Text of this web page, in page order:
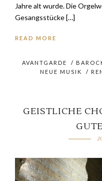
Jahre alt wurde. Die
Gesangsstücke […]
READ MORE
AVANTGARDE /
NEUE MUSIK
/
GEISTLICHE